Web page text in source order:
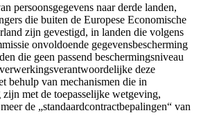
persoonsgegevens naar derde landen,
die buiten de Europese Economische
zijn gevestigd, in landen die volgens
onvoldoende gegevensbescherming
die geen passend beschermingsniveau
deze
behulp van mechanismen die in
zijn met de toepasselijke wetgeving,
de „standaardcontractbepalingen“ van